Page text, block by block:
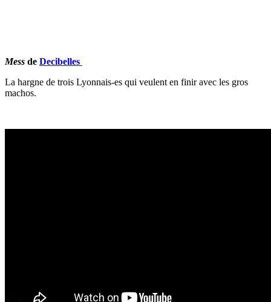
Mess de Decibelles
La hargne de trois Lyonnais-es qui veulent en finir avec les gros
machos.